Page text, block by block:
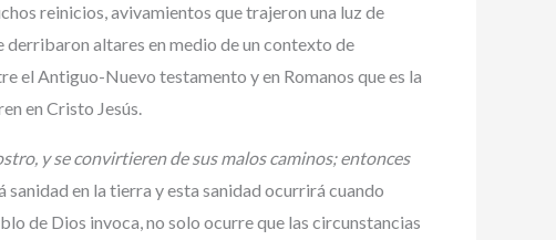
reinicios, avivamientos que trajeron una luz de
altares en medio de un contexto de
el Antiguo-Nuevo testamento y en Romanos que es la
en Cristo Jesús.
y se convirtieren de sus malos caminos; entonces
en la tierra y esta sanidad ocurrirá cuando
de Dios invoca, no solo ocurre que las circunstancias